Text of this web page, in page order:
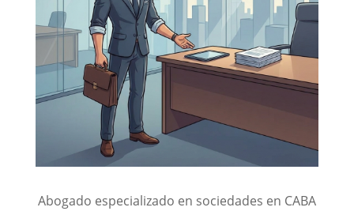
Abogado especializado en sociedades en CABA